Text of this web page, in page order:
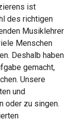
ist
des richtigen
Musiklehrer
Menschen
Deshalb haben
gemacht,
Unsere
und
oder zu singen.